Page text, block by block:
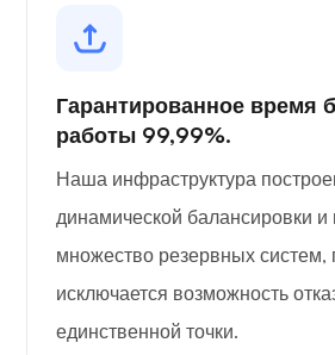
Гарантированное время
работы 99,99%.
Наша инфраструктура
динамической балансировки и
множество резервных систем,
исключается возможность
единственной точки.